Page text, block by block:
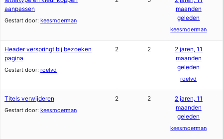
aanpassen
Gestart door: keesmoerman
maanden
geleden
keesmoerman
Header verspringt bij bezoeken
pagina
Gestart door: roelvd
2 2
2 jaren, 11
maanden
geleden
roelvd
Titels verwijderen
Gestart door: keesmoerman
2 2
2 jaren, 11
maanden
geleden
keesmoerman